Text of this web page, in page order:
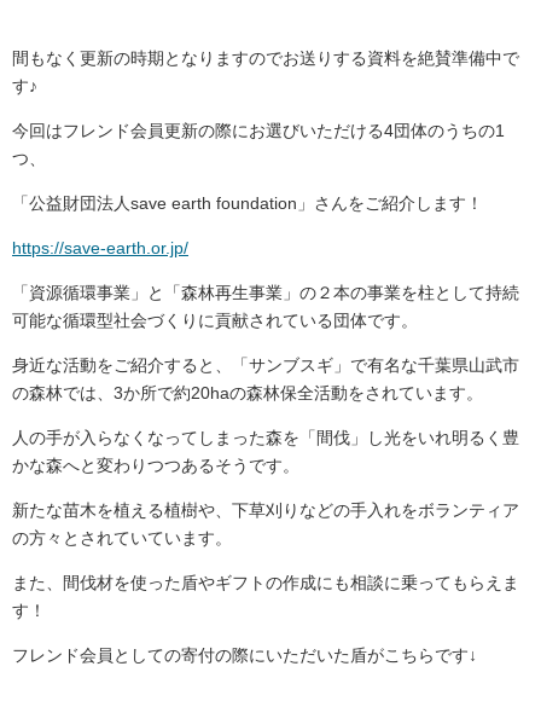
間もなく更新の時期となりますのでお送りする資料を絶賛準備中で
す♪
今回はフレンド会員更新の際にお選びいただける4団体のうちの1
つ、
「公益財団法人save earth foundation」さんをご紹介します！
https://save-earth.or.jp/
「資源循環事業」と「森林再生事業」の２本の事業を柱として持続
可能な循環型社会づくりに貢献されている団体です。
身近な活動をご紹介すると、「サンブスギ」で有名な千葉県山武市
の森林では、3か所で約20haの森林保全活動をされています。
人の手が入らなくなってしまった森を「間伐」し光をいれ明るく豊
かな森へと変わりつつあるそうです。
新たな苗木を植える植樹や、下草刈りなどの手入れをボランティア
の方々とされていています。
また、間伐材を使った盾やギフトの作成にも相談に乗ってもらえま
す！
フレンド会員としての寄付の際にいただいた盾がこちらです↓